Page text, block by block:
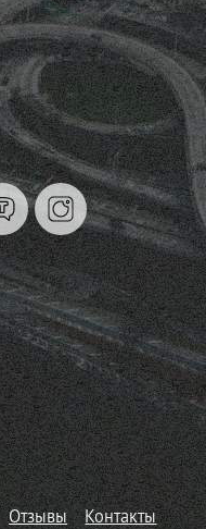
Отзывы Контакты